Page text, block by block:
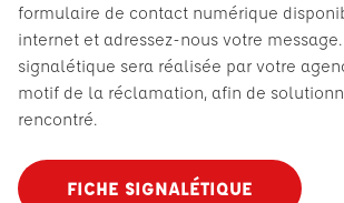
formulaire de contact numérique
internet et adressez-nous votre
signalétique sera réalisée par votre
motif de la réclamation, afin de
rencontré.
FICHE SIGNALÉTIQUE